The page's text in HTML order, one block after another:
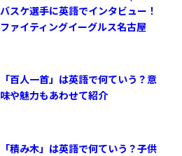
バスケ選手に英語でインタビュー！
ファイティングイーグルス名古屋
「百人一首」は英語で何ていう？意
味や魅力もあわせて紹介
「積み木」は英語で何ていう？子供